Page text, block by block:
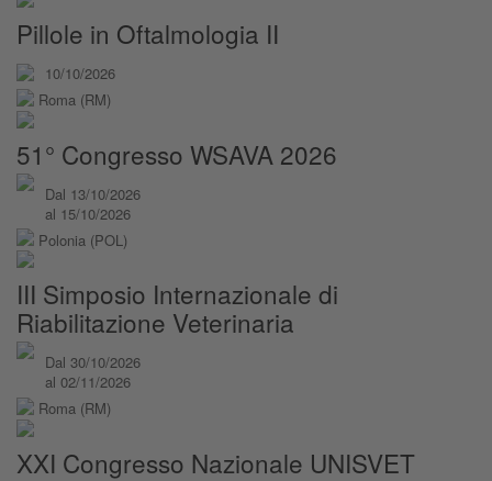
Pillole in Oftalmologia II
10/10/2026
Roma (RM)
51° Congresso WSAVA 2026
Dal 13/10/2026
al 15/10/2026
Polonia (POL)
III Simposio Internazionale di
Riabilitazione Veterinaria
Dal 30/10/2026
al 02/11/2026
Roma (RM)
XXI Congresso Nazionale UNISVET